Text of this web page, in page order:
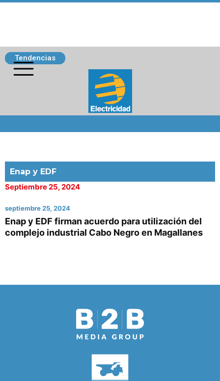
Tendencias
Enap y EDF
Septiembre 25, 2024
septiembre 25, 2024
Enap y EDF firman acuerdo para utilización del
complejo industrial Cabo Negro en Magallanes